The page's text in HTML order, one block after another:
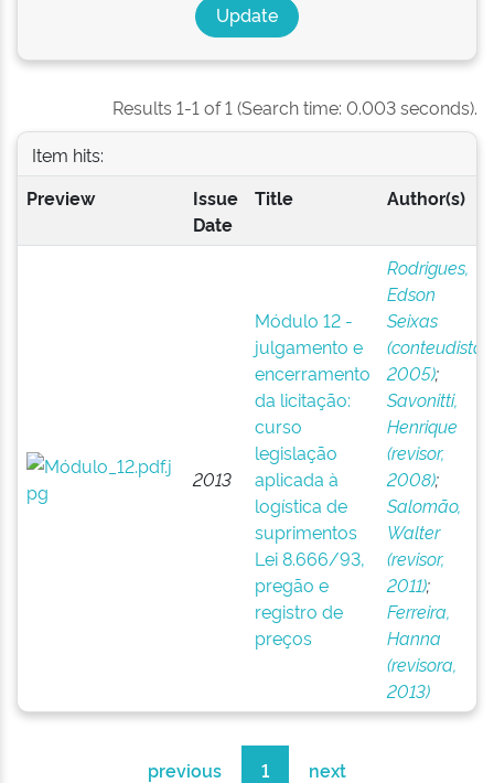
Results 1-1 of 1 (Search time: 0.003 seconds).
Item hits:
Preview
Issue
Date
Title Author(s)
2013
Módulo 12 -
julgamento e
encerramento
da licitação:
curso
legislação
aplicada à
logística de
suprimentos
Lei 8.666/93,
pregão e
registro de
preços
Rodrigues,
Edson
Seixas
(conteudista,
2005);
Savonitti,
Henrique
(revisor,
2008);
Salomão,
Walter
(revisor,
2011);
Ferreira,
Hanna
(revisora,
2013)
previous 1 next